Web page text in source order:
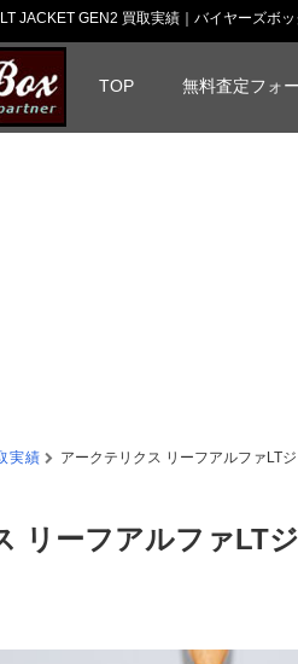
JACKET GEN2 買取実績｜バイヤーズボッ
TOP 無料査定フォ
実績 アークテリクス リーフアルファLT
リーフアルファLT